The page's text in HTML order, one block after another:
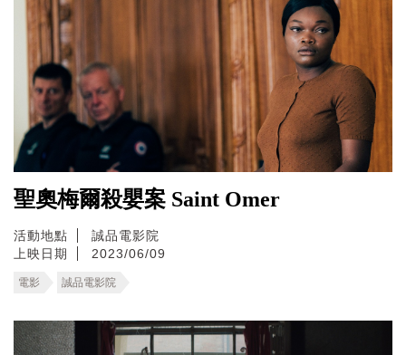
聖奧梅爾殺嬰案 Saint Omer
活動地點
誠品電影院
上映日期
2023/06/09
電影 誠品電影院